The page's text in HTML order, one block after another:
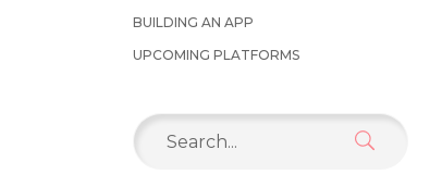
BUILDING AN APP
UPCOMING PLATFORMS‎
Search
for: